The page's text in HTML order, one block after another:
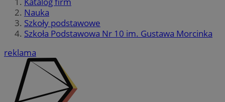
Nauka
Szkoły podstawowe
Szkoła Podstawowa Nr 10 im. Gustawa Morcinka
reklama